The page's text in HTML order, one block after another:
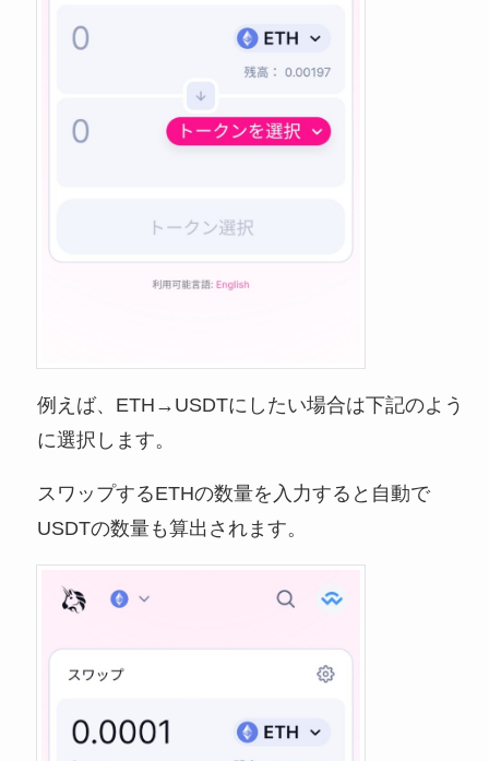
例えば、ETH→USDTにしたい場合は下記のよう
に選択します。
スワップするETHの数量を入力すると自動で
USDTの数量も算出されます。